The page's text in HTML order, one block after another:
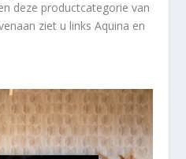
deze productcategorie van
ziet u links Aquina en